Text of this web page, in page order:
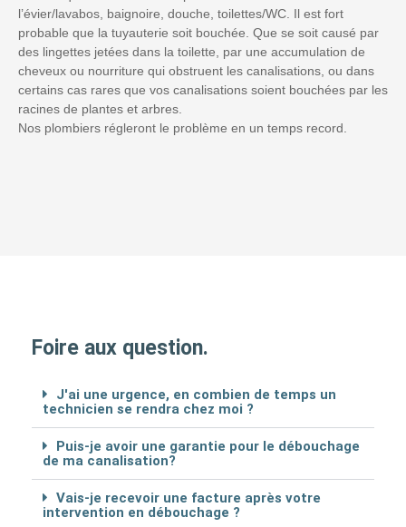
l’évier/lavabos, baignoire, douche, toilettes/WC. Il est fort
probable que la tuyauterie soit bouchée. Que se soit causé par
des lingettes jetées dans la toilette, par une accumulation de
cheveux ou nourriture qui obstruent les canalisations, ou dans
certains cas rares que vos canalisations soient bouchées par les
racines de plantes et arbres.
Nos plombiers régleront le problème en un temps record.
Foire aux question.
J'ai une urgence, en combien de temps un
technicien se rendra chez moi ?
Puis-je avoir une garantie pour le débouchage
de ma canalisation?
Vais-je recevoir une facture après votre
intervention en débouchage ?